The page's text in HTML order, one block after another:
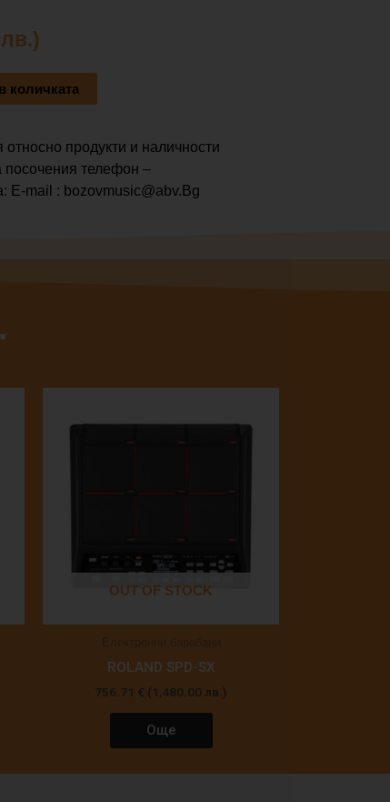
количката
продукти и наличности
посочения телефон –
E-mail : bozovmusic@abv.Bg
OUT OF STOCK
ROLAND SPD-SX
756.71 € (1,480.00 лв.)
Още